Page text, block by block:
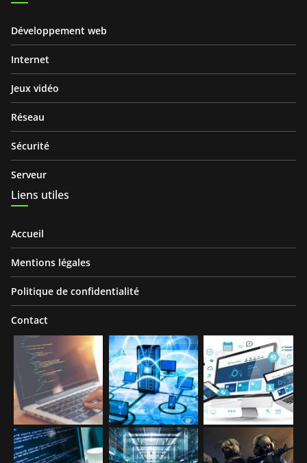
Développement web
Internet
Jeux vidéo
Réseau
Sécurité
Serveur
Liens utiles
Accueil
Mentions légales
Politique de confidentialité
Contact